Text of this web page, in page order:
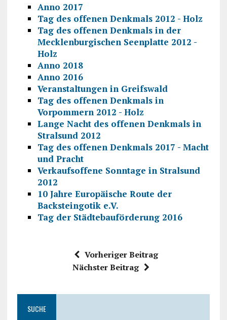
Anno 2017
Tag des offenen Denkmals 2012 - Holz
Tag des offenen Denkmals in der
Mecklenburgischen Seenplatte 2012 -
Holz
Anno 2018
Anno 2016
Veranstaltungen in Greifswald
Tag des offenen Denkmals in
Vorpommern 2012 - Holz
Lange Nacht des offenen Denkmals in
Stralsund 2012
Tag des offenen Denkmals 2017 - Macht
und Pracht
Verkaufsoffene Sonntage in Stralsund
2012
10 Jahre Europäische Route der
Backsteingotik e.V.
Tag der Städtebauförderung 2016
Vorheriger Beitrag
Nächster Beitrag
SUCHE